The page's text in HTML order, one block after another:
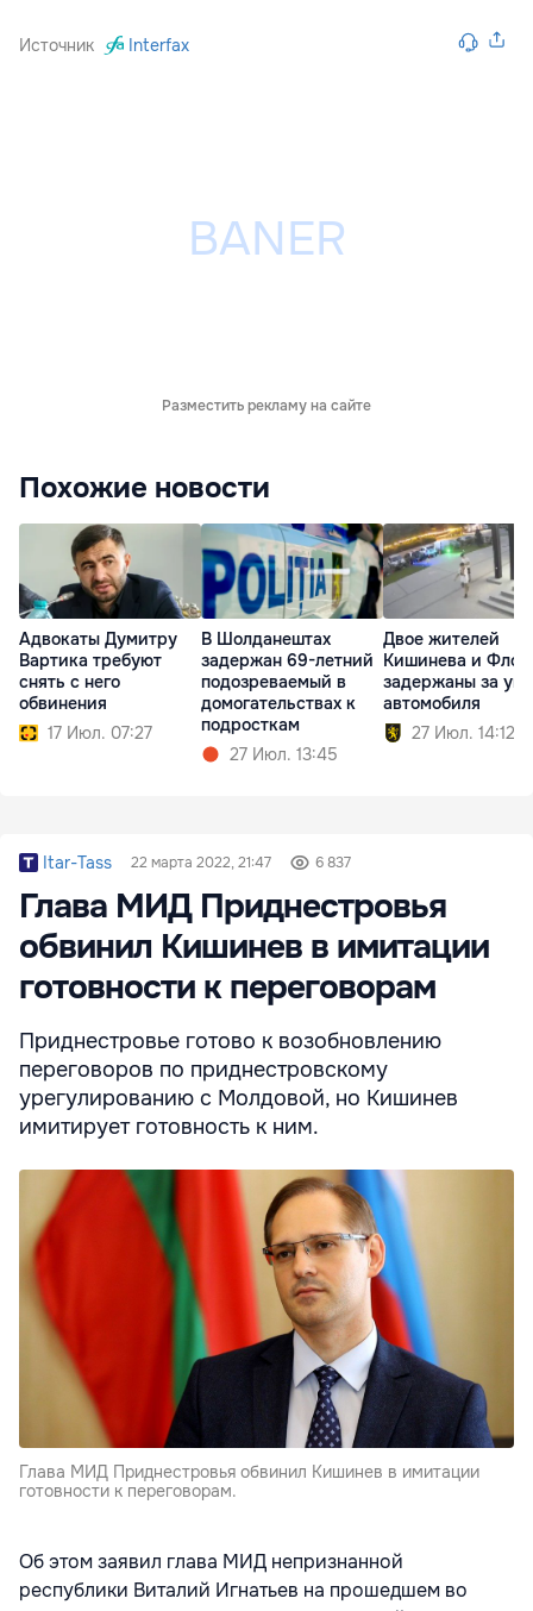
Источник Interfax
Разместить рекламу на сайте
Похожие новости
Адвокаты Думитру
Вартика требуют
снять с него
обвинения
17 Июл. 07:27
В Шолданештах
задержан 69-летний
подозреваемый в
домогательствах к
подросткам
27 Июл. 13:45
Двое жителей
Кишинева и
задержаны за
автомобиля
27 Июл. 14:12
Itar-Tass 22 марта 2022, 21:47 6 837
Глава МИД Приднестровья
обвинил Кишинев в имитации
готовности к переговорам
Приднестровье готово к возобновлению
переговоров по приднестровскому
урегулированию с Молдовой, но Кишинев
имитирует готовность к ним.
Глава МИД Приднестровья обвинил Кишинев в имитации
готовности к переговорам.
Об этом заявил глава МИД непризнанной
республики Виталий Игнатьев на прошедшем во